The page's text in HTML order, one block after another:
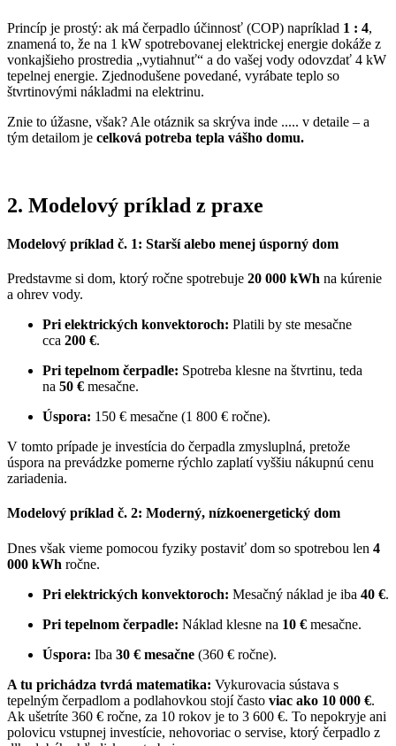
Princíp je prostý: ak má čerpadlo účinnosť (COP) napríklad 1 : 4,
znamená to, že na 1 kW spotrebovanej elektrickej energie dokáže z
vonkajšieho prostredia „vytiahnuť“ a do vašej vody odovzdať 4 kW
tepelnej energie. Zjednodušene povedané, vyrábate teplo so
štvrtinovými nákladmi na elektrinu.
Znie to úžasne, však? Ale otáznik sa skrýva inde ..... v detaile – a
tým detailom je celková potreba tepla vášho domu.
2. Modelový príklad z praxe
Modelový príklad č. 1: Starší alebo menej úsporný dom
Predstavme si dom, ktorý ročne spotrebuje 20 000 kWh na kúrenie
a ohrev vody.
Pri elektrických konvektoroch: Platili by ste mesačne
cca 200 €.
Pri tepelnom čerpadle: Spotreba klesne na štvrtinu, teda
na 50 € mesačne.
Úspora: 150 € mesačne (1 800 € ročne).
V tomto prípade je investícia do čerpadla zmysluplná, pretože
úspora na prevádzke pomerne rýchlo zaplatí vyššiu nákupnú cenu
zariadenia.
Modelový príklad č. 2: Moderný, nízkoenergetický dom
Dnes však vieme pomocou fyziky postaviť dom so spotrebou len 4
000 kWh ročne.
Pri elektrických konvektoroch: Mesačný náklad je iba 40 €.
Pri tepelnom čerpadle: Náklad klesne na 10 € mesačne.
Úspora: Iba 30 € mesačne (360 € ročne).
A tu prichádza tvrdá matematika: Vykurovacia sústava s
tepelným čerpadlom a podlahovkou stojí často viac ako 10 000 €.
Ak ušetríte 360 € ročne, za 10 rokov je to 3 600 €. To nepokryje ani
polovicu vstupnej investície, nehovoriac o servise, ktorý čerpadlo z